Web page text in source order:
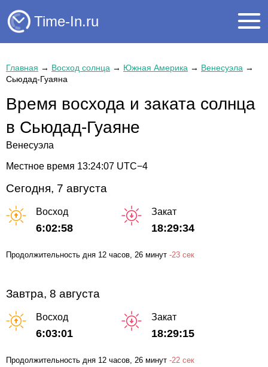
Time-In.ru
Главная → Восход солнца → Южная Америка → Венесуэла →
Сьюдад-Гуаяна
Время восхода и заката солнца
в Сьюдад-Гуаяне
Венесуэла
Местное время 13:24:07 UTC−4
Сегодня, 7 августа
Восход
6:02:58
Закат
18:29:34
Продолжительность дня 12 часов , 26 минут -23 сек
Завтра, 8 августа
Восход
6:03:01
Закат
18:29:15
Продолжительность дня 12 часов, 26 минут -22 сек